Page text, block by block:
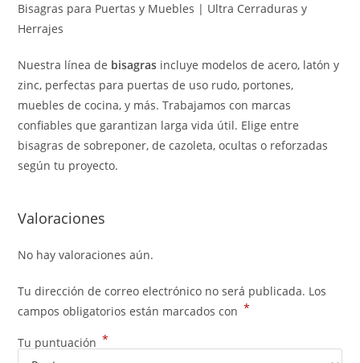
Bisagras para Puertas y Muebles | Ultra Cerraduras y
Herrajes
Nuestra línea de bisagras incluye modelos de acero, latón y
zinc, perfectas para puertas de uso rudo, portones,
muebles de cocina, y más. Trabajamos con marcas
confiables que garantizan larga vida útil. Elige entre
bisagras de sobreponer, de cazoleta, ocultas o reforzadas
según tu proyecto.
Valoraciones
No hay valoraciones aún.
Tu dirección de correo electrónico no será publicada. Los
campos obligatorios están marcados con *
Tu puntuación *